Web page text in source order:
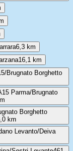
6,3 km
16,1 km
Brugnato Borghetto
Parma/Brugnato
Borghetto
km
Levanto/Deiva